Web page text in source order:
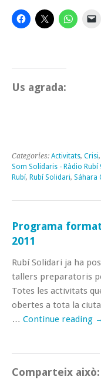
Us agrada:
Categories: Activitats, Crisi,
Som Solidaris - Ràdio Rubí
Rubí, Rubí Solidari, Sáhara
Programa
2011
Rubí Solidari ja ha
tallers preparatoris
Totes les activitats
obertes a tota la
… Continue reading
Comparteix això: